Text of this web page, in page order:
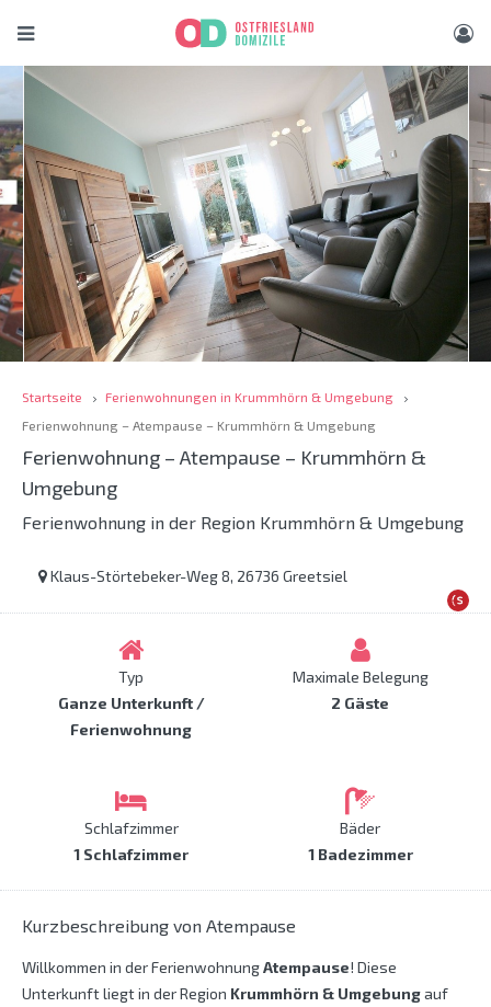
Startseite
Ferienwohnungen in Krummhörn & Umgebung
Ferienwohnung – Atempause – Krummhörn & Umgebung
Ferienwohnung – Atempause – Krummhörn &
Umgebung
Ferienwohnung in der Region Krummhörn & Umgebung
Klaus-Störtebeker-Weg 8, 26736 Greetsiel
Typ
Ganze Unterkunft /
Ferienwohnung
Maximale Belegung
2 Gäste
Schlafzimmer
1 Schlafzimmer
Bäder
1 Badezimmer
Kurzbeschreibung von Atempause
Willkommen in der FerienwohnungAtempause! Diese
Unterkunft liegt in der Region Krummhörn & Umgebungauf